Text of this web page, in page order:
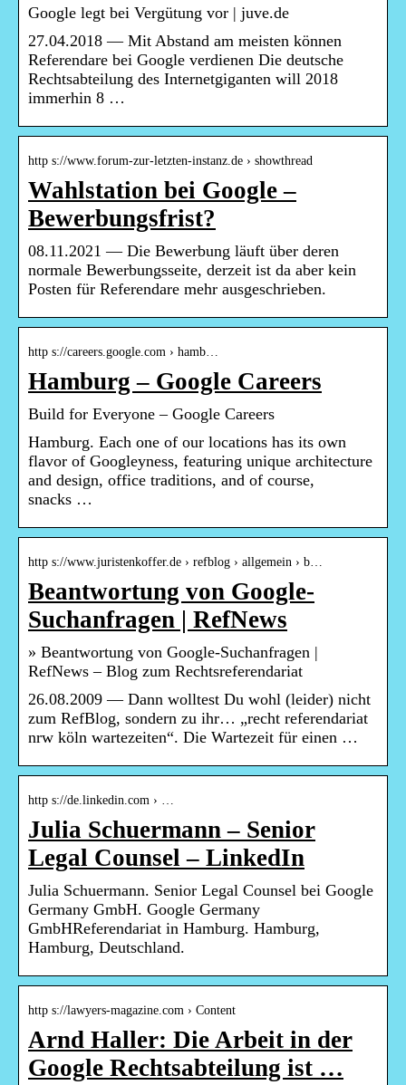
Google legt bei Vergütung vor | juve.de
27.04.2018 — Mit Abstand am meisten können
Referendare bei Google verdienen Die deutsche
Rechtsabteilung des Internetgiganten will 2018
immerhin 8 …
http s://www.forum-zur-letzten-instanz.de › showthread
Wahlstation bei Google –
Bewerbungsfrist?
08.11.2021 — Die Bewerbung läuft über deren
normale Bewerbungsseite, derzeit ist da aber kein
Posten für Referendare mehr ausgeschrieben.
http s://careers.google.com › hamb…
Hamburg – Google Careers
Build for Everyone – Google Careers
Hamburg. Each one of our locations has its own
flavor of Googleyness, featuring unique architecture
and design, office traditions, and of course,
snacks …
http s://www.juristenkoffer.de › refblog › allgemein › b…
Beantwortung von Google-
Suchanfragen | RefNews
» Beantwortung von Google-Suchanfragen |
RefNews – Blog zum Rechtsreferendariat
26.08.2009 — Dann wolltest Du wohl (leider) nicht
zum RefBlog, sondern zu ihr… „recht referendariat
nrw köln wartezeiten“. Die Wartezeit für einen …
http s://de.linkedin.com › …
Julia Schuermann – Senior
Legal Counsel – LinkedIn
Julia Schuermann. Senior Legal Counsel bei Google
Germany GmbH. Google Germany
GmbHReferendariat in Hamburg. Hamburg,
Hamburg, Deutschland.
http s://lawyers-magazine.com › Content
Arnd Haller: Die Arbeit in der
Google Rechtsabteilung ist …